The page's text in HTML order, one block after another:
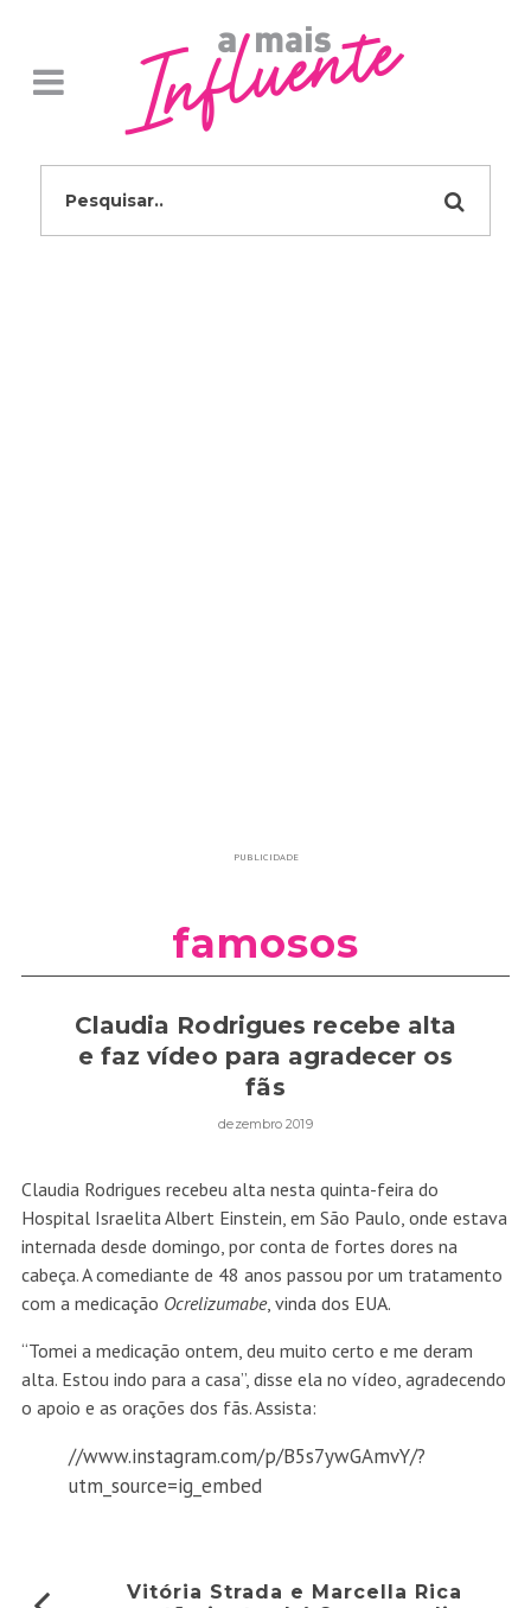
PUBLICIDADE
famosos
Claudia Rodrigues recebe alta
e faz vídeo para agradecer os
fãs
dezembro 2019
Claudia Rodrigues recebeu alta nesta quinta-feira do
Hospital Israelita Albert Einstein, em São Paulo, onde estava
internada desde domingo, por conta de fortes dores na
cabeça. A comediante de 48 anos passou por um tratamento
com a medicação Ocrelizumabe, vinda dos EUA.
“Tomei a medicação ontem, deu muito certo e me deram
alta. Estou indo para a casa”, disse ela no vídeo, agradecendo
o apoio e as orações dos fãs. Assista:
//www.instagram.com/p/B5s7ywGAmvY/?
utm_source=ig_embed
Vitória Strada e Marcella Rica